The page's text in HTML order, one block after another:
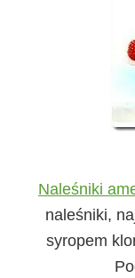
Naleśniki
naleśniki,
syropem